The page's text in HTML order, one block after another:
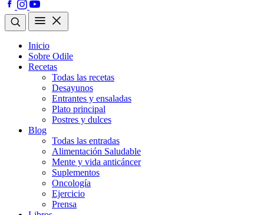
Inicio
Sobre Odile
Recetas
Todas las recetas
Desayunos
Entrantes y ensaladas
Plato principal
Postres y dulces
Blog
Todas las entradas
Alimentación Saludable
Mente y vida anticáncer
Suplementos
Oncología
Ejercicio
Prensa